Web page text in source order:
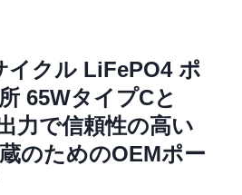
イクル LiFePO4 ポ
65WタイプCと
力で信頼性の高い
のためのOEMポー